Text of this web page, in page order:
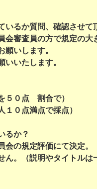
いるか質問、確認させて
会審査員の方で規定の大
願いします。
いいたします。
５０点 割合で）
０点満点で採点）
るか？
の規定評価にて決定。
ん。（説明やタイトルは